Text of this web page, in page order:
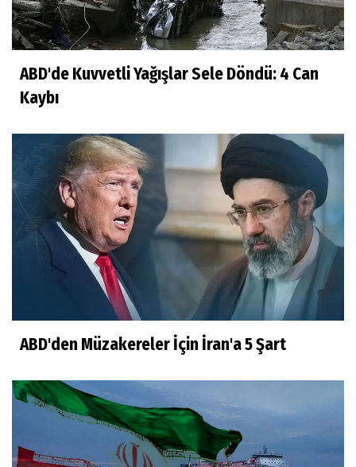
ABD'de Kuvvetli Yağışlar Sele Döndü: 4 Can
Kaybı
ABD'den Müzakereler İçin İran'a 5 Şart